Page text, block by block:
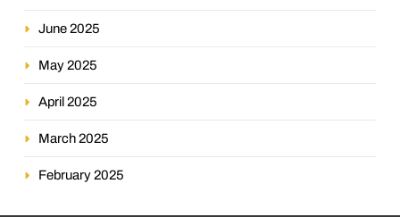
June 2025
May 2025
April 2025
March 2025
February 2025